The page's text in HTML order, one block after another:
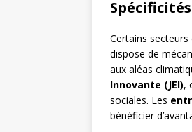
Certains secteurs
dispose de
aux aléas
Innovante (JEI),
sociales. Les
bénéficier